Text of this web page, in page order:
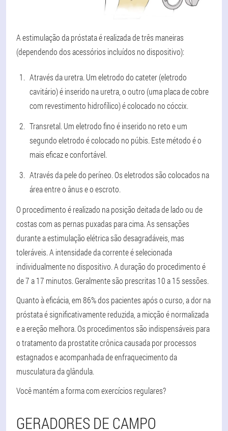
A estimulação da próstata é realizada de três maneiras
(dependendo dos acessórios incluídos no dispositivo):
Através da uretra. Um eletrodo do cateter (eletrodo
cavitário) é inserido na uretra, o outro (uma placa de cobre
com revestimento hidrofílico) é colocado no cóccix.
Transretal. Um eletrodo fino é inserido no reto e um
segundo eletrodo é colocado no púbis. Este método é o
mais eficaz e confortável.
Através da pele do períneo. Os eletrodos são colocados na
área entre o ânus e o escroto.
O procedimento é realizado na posição deitada de lado ou de
costas com as pernas puxadas para cima. As sensações
durante a estimulação elétrica são desagradáveis, mas
toleráveis. A intensidade da corrente é selecionada
individualmente no dispositivo. A duração do procedimento é
de 7 a 17 minutos. Geralmente são prescritas 10 a 15 sessões.
Quanto à eficácia, em 86% dos pacientes após o curso, a dor na
próstata é significativamente reduzida, a micção é normalizada
e a ereção melhora. Os procedimentos são indispensáveis para
o tratamento da prostatite crônica causada por processos
estagnados e acompanhada de enfraquecimento da
musculatura da glândula.
Você mantém a forma com exercícios regulares?
GERADORES DE CAMPO